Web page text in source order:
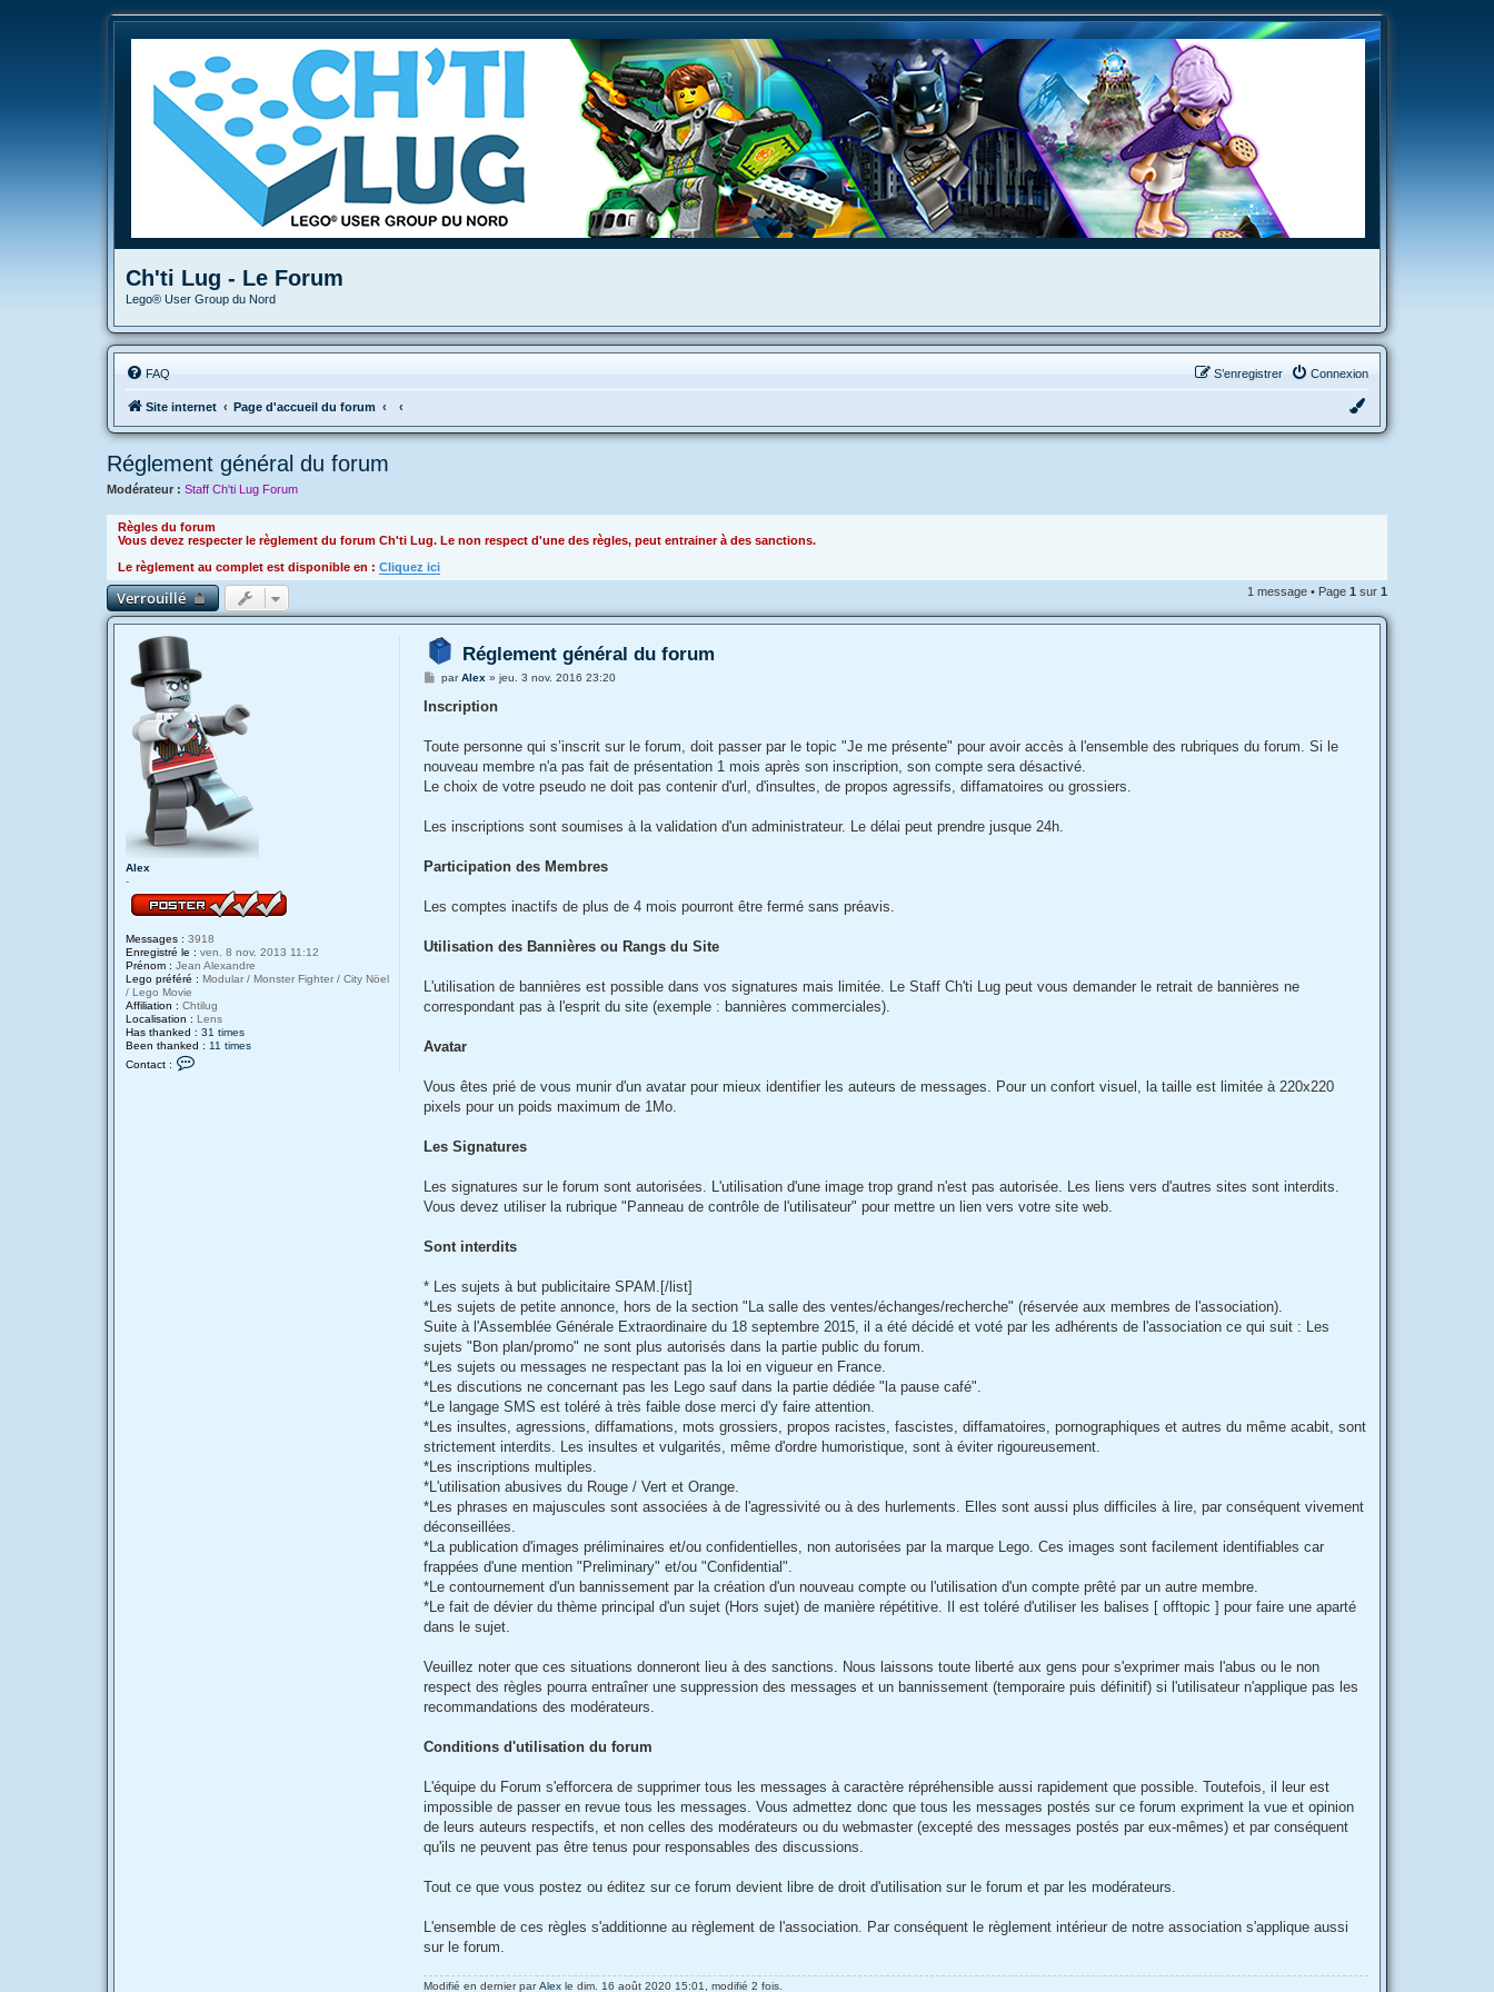
Ch'ti Lug - Le Forum
Lego® User Group du Nord
FAQ Connexion
S’enregistrer
Site internet Page d'accueil du forum
Réglement général du forum
Modérateur : Staff Ch'ti Lug Forum
Règles du forum
Vous devez respecter le règlement du forum Ch'ti Lug. Le non respect d'une des règles, peut entrainer à des sanctions.
Le règlement au complet est disponible en : Cliquez ici
Verrouillé 1 message • Page 1 sur 1
Alex
-
Messages : 3918
Enregistré le : ven. 8 nov. 2013 11:12
Prénom : Jean Alexandre
Lego préféré : Modular / Monster Fighter / City Nöel
/ Lego Movie
Affiliation : Chtilug
Localisation : Lens
Has thanked : 31 times
Been thanked : 11 times
Contact :
Réglement général du forum
M
s
g
parAlex »jeu. 3 nov. 2016 23:20
Inscription
Toute personne qui s’inscrit sur le forum, doit passer par le topic "Je me présente" pour avoir accès à l'ensemble des rubriques du forum. Si le
nouveau membre n'a pas fait de présentation 1 mois après son inscription, son compte sera désactivé.
Le choix de votre pseudo ne doit pas contenir d'url, d'insultes, de propos agressifs, diffamatoires ou grossiers.
Les inscriptions sont soumises à la validation d'un administrateur. Le délai peut prendre jusque 24h.
Participation des Membres
Les comptes inactifs de plus de 4 mois pourront être fermé sans préavis.
Utilisation des Bannières ou Rangs du Site
L'utilisation de bannières est possible dans vos signatures mais limitée. Le Staff Ch'ti Lug peut vous demander le retrait de bannières ne
correspondant pas à l'esprit du site (exemple : bannières commerciales).
Avatar
Vous êtes prié de vous munir d'un avatar pour mieux identifier les auteurs de messages. Pour un confort visuel, la taille est limitée à 220x220
pixels pour un poids maximum de 1Mo.
Les Signatures
Les signatures sur le forum sont autorisées. L'utilisation d'une image trop grand n'est pas autorisée. Les liens vers d'autres sites sont interdits.
Vous devez utiliser la rubrique "Panneau de contrôle de l'utilisateur" pour mettre un lien vers votre site web.
Sont interdits
* Les sujets à but publicitaire SPAM.[/list]
*Les sujets de petite annonce, hors de la section "La salle des ventes/échanges/recherche" (réservée aux membres de l'association).
Suite à l'Assemblée Générale Extraordinaire du 18 septembre 2015, il a été décidé et voté par les adhérents de l'association ce qui suit : Les
sujets "Bon plan/promo" ne sont plus autorisés dans la partie public du forum.
*Les sujets ou messages ne respectant pas la loi en vigueur en France.
*Les discutions ne concernant pas les Lego sauf dans la partie dédiée "la pause café".
*Le langage SMS est toléré à très faible dose merci d'y faire attention.
*Les insultes, agressions, diffamations, mots grossiers, propos racistes, fascistes, diffamatoires, pornographiques et autres du même acabit, sont
strictement interdits. Les insultes et vulgarités, même d'ordre humoristique, sont à éviter rigoureusement.
*Les inscriptions multiples.
*L'utilisation abusives du Rouge / Vert et Orange.
*Les phrases en majuscules sont associées à de l'agressivité ou à des hurlements. Elles sont aussi plus difficiles à lire, par conséquent vivement
déconseillées.
*La publication d'images préliminaires et/ou confidentielles, non autorisées par la marque Lego. Ces images sont facilement identifiables car
frappées d'une mention "Preliminary" et/ou "Confidential".
*Le contournement d'un bannissement par la création d'un nouveau compte ou l'utilisation d'un compte prêté par un autre membre.
*Le fait de dévier du thème principal d'un sujet (Hors sujet) de manière répétitive. Il est toléré d'utiliser les balises [ offtopic ] pour faire une aparté
dans le sujet.
Veuillez noter que ces situations donneront lieu à des sanctions. Nous laissons toute liberté aux gens pour s'exprimer mais l'abus ou le non
respect des règles pourra entraîner une suppression des messages et un bannissement (temporaire puis définitif) si l'utilisateur n'applique pas les
recommandations des modérateurs.
Conditions d'utilisation du forum
L'équipe du Forum s'efforcera de supprimer tous les messages à caractère répréhensible aussi rapidement que possible. Toutefois, il leur est
impossible de passer en revue tous les messages. Vous admettez donc que tous les messages postés sur ce forum expriment la vue et opinion
de leurs auteurs respectifs, et non celles des modérateurs ou du webmaster (excepté des messages postés par eux-mêmes) et par conséquent
qu'ils ne peuvent pas être tenus pour responsables des discussions.
Tout ce que vous postez ou éditez sur ce forum devient libre de droit d'utilisation sur le forum et par les modérateurs.
L'ensemble de ces règles s'additionne au règlement de l'association. Par conséquent le règlement intérieur de notre association s'applique aussi
sur le forum.
Modifié en dernier parAlex le dim. 16 août 2020 15:01, modifié 2 fois.